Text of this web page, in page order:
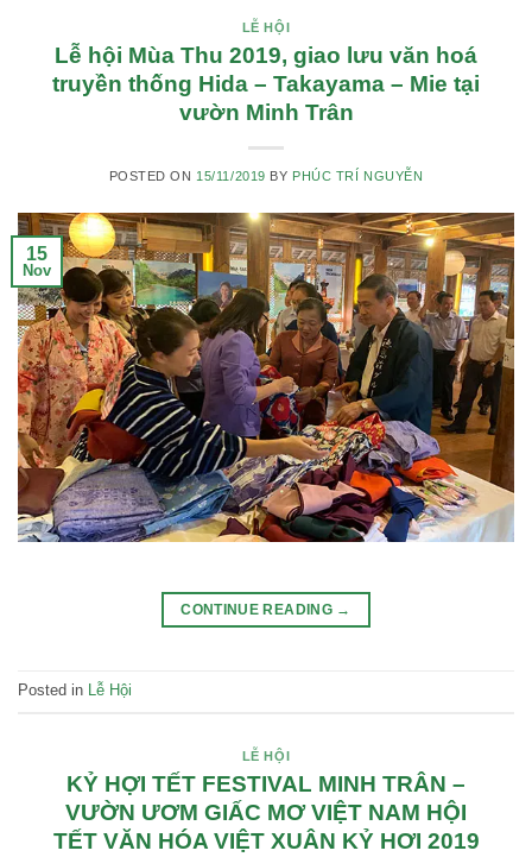
LỄ HỘI
Lễ hội Mùa Thu 2019, giao lưu văn hoá
truyền thống Hida – Takayama – Mie tại
vườn Minh Trân
POSTED ON 15/11/2019 BY PHÚC TRÍ NGUYỄN
15
Nov
CONTINUE READING →
Posted in Lễ Hội
LỄ HỘI
KỶ HỢI TẾT FESTIVAL MINH TRÂN –
VƯỜN ƯƠM GIẤC MƠ VIỆT NAM HỘI
TẾT VĂN HÓA VIỆT XUÂN KỶ HƠI 2019